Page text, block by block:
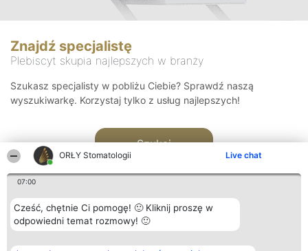
ORŁY Stomatologii Live chat
07:00
Cześć, chętnie Ci pomogę! 🙂 Kliknij proszę w
odpowiedni temat rozmowy! 🙂
Znajdź specjalistę
Plebiscyt skupia najlepszych w branży
Szukasz specjalisty w pobliżu Ciebie? Sprawdź naszą
wyszukiwarkę. Korzystaj tylko z usług najlepszych!
Szukaj
Organizator plebiscytu Plebiscyt Kontakt